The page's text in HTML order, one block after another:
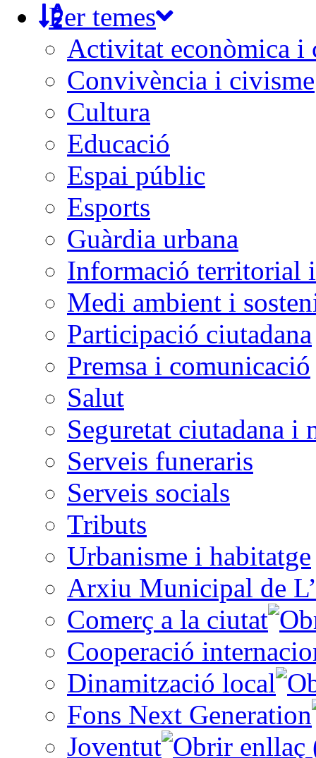
Per temes
Activitat econòmica i
Convivència i civisme
Cultura
Educació
Espai públic
Esports
Guàrdia urbana
Informació territorial
Medi ambient i
Participació ciutadana
Premsa i comunicació
Salut
Seguretat ciutadana i
Serveis funeraris
Serveis socials
Tributs
Urbanisme i habitatge
Arxiu Municipal de
Comerç a la ciutat
Cooperació
Dinamització local
Fons Next Generation
Joventut